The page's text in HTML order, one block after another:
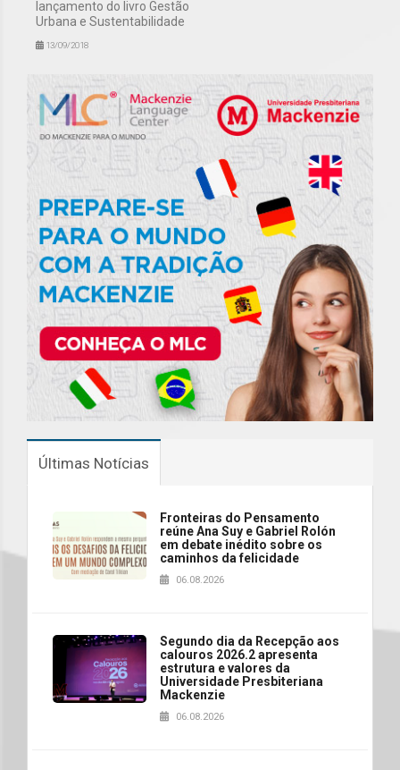
lançamento do livro Gestão
Urbana e Sustentabilidade
13/09/2018
Últimas Notícias
Fronteiras do Pensamento
reúne Ana Suy e Gabriel Rolón
em debate inédito sobre os
caminhos da felicidade
06.08.2026
Segundo dia da Recepção aos
calouros 2026.2 apresenta
estrutura e valores da
Universidade Presbiteriana
Mackenzie
06.08.2026